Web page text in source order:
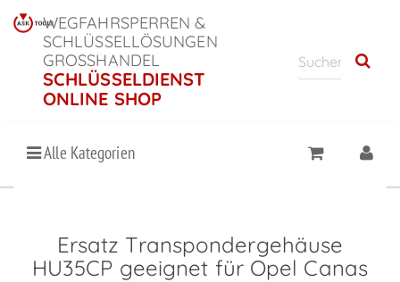
WEGFAHRSPERREN &
SCHLÜSSELLÖSUNGEN
GROSSHANDEL
SCHLÜSSELDIENST
ONLINE SHOP
Alle Kategorien
Ersatz Transpondergehäuse
HU35CP geeignet für Opel Canas